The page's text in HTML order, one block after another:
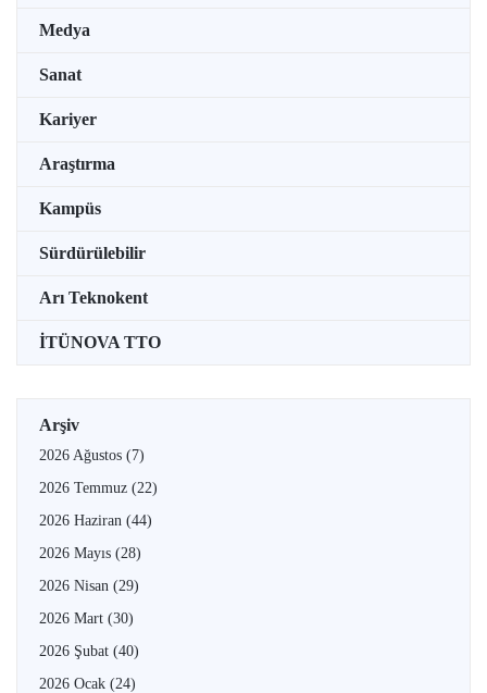
Medya
Sanat
Kariyer
Araştırma
Kampüs
Sürdürülebilir
Arı Teknokent
İTÜNOVA TTO
Arşiv
2026 Ağustos (7)
2026 Temmuz (22)
2026 Haziran (44)
2026 Mayıs (28)
2026 Nisan (29)
2026 Mart (30)
2026 Şubat (40)
2026 Ocak (24)